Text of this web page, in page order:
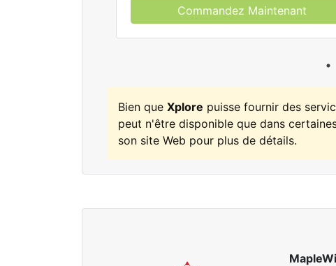
Commandez Maintenant
Bien que Xplore puisse fournir des
peut n'être disponible que dans
son site Web pour plus de détails.